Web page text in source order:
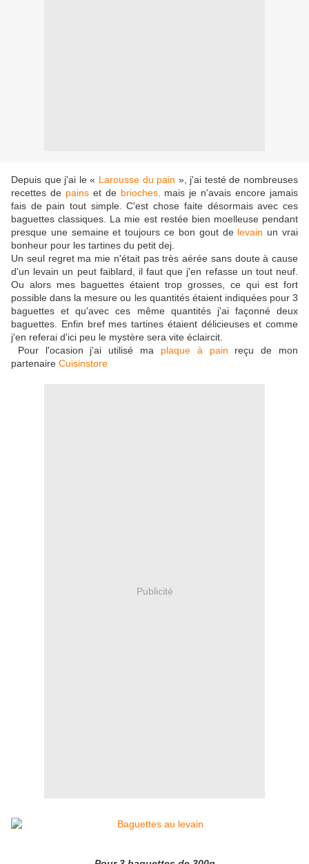
Depuis que j'ai le « Larousse du pain », j'ai testé de nombreuses
recettes de painset de brioches,
mais je n'avais encore jamais
fais de pain tout simple. C'est chose faite désormais avec ces
baguettes classiques. La mie est restée bien moelleuse pendant
presque une semaine et toujours ce bon gout delevain un vrai
bonheur pour les tartines du petit dej.
Un seul regret ma mie n'était pas très aérée sans doute à cause
d'un levain un peut faiblard, il faut que j'en refasse un tout neuf.
Ou alors mes baguettes étaient trop grosses, ce qui est fort
possible dans la mesure ou les quantités étaient indiquées pour 3
baguettes et qu'avec ces même quantités j'ai façonné deux
baguettes. Enfin bref mes tartines étaient délicieuses et comme
j'en referai d'ici peu le mystère sera vite éclaircit.
Pour l'ocasion j'ai utilisé ma plaque à pain reçu de mon
partenaire Cuisinstore
Publicité